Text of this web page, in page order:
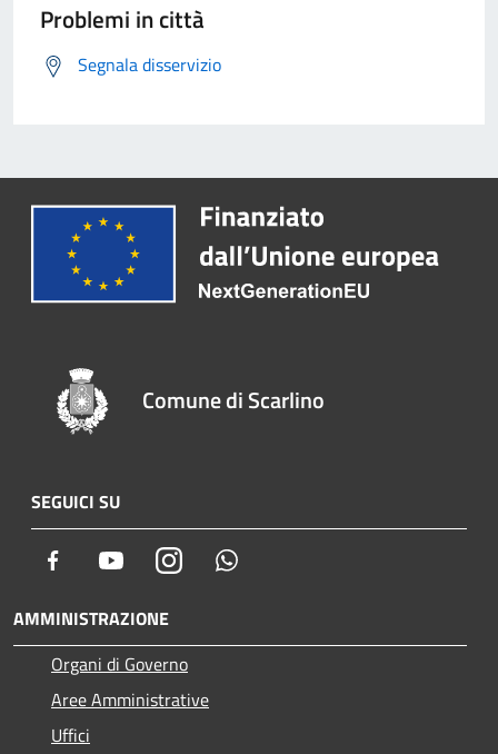
Problemi in città
Segnala disservizio
Comune di Scarlino
SEGUICI SU
Facebook YoutubeInstagram
AMMINISTRAZIONE
Organi di Governo
Aree Amministrative
Uffici